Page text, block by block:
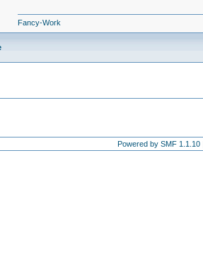
Fancy-Work
Powered by SMF 1.1.10